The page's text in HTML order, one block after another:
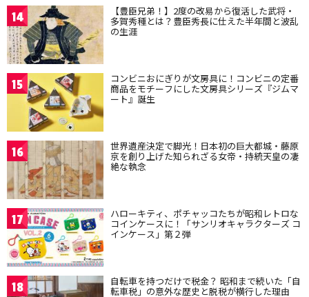
14 【豊臣兄弟！】2度の改易から復活した武将・
多賀秀種とは？豊臣秀長に仕えた半年間と波乱
の生涯
15 コンビニおにぎりが文房具に！コンビニの定番
商品をモチーフにした文房具シリーズ『ジムマ
ート』誕生
16 世界遺産決定で脚光！日本初の巨大都城・藤原
京を創り上げた知られざる女帝・持統天皇の凄
絶な執念
17 ハローキティ、ポチャッコたちが昭和レトロな
コインケースに！「サンリオキャラクターズ コ
インケース」第２弾
18 自転車を持つだけで税金？ 昭和まで続いた「自
転車税」の意外な歴史と脱税が横行した理由